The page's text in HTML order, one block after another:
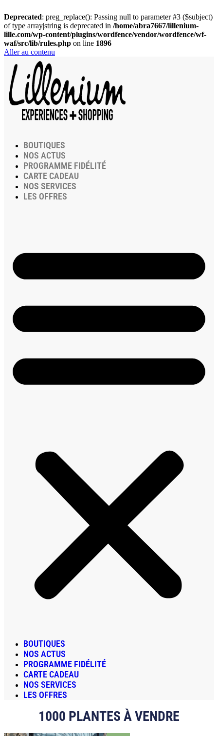
Deprecated: preg_replace(): Passing null to parameter #3 ($subject)
of type array|string is deprecated in /home/abra7667/lillenium-
lille.com/wp-content/plugins/wordfence/vendor/wordfence/wf-
waf/src/lib/rules.php on line 1896
Aller au contenu
BOUTIQUES
NOS ACTUS
PROGRAMME FIDÉLITÉ
CARTE CADEAU
NOS SERVICES
LES OFFRES
BOUTIQUES
NOS ACTUS
PROGRAMME FIDÉLITÉ
CARTE CADEAU
NOS SERVICES
LES OFFRES
1000 PLANTES À VENDRE